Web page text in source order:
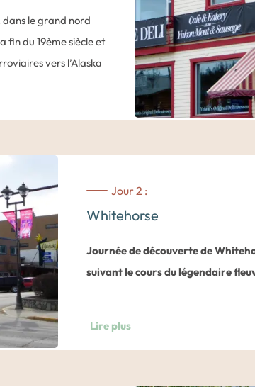
dans le grand nord
fin du 19ème siècle et
vers l’Alaska
Jour 2 :
Whitehorse
Journée de découverte de
suivant le cours du légendaire
névralgique de la ruée vers l’or des
Lire plus